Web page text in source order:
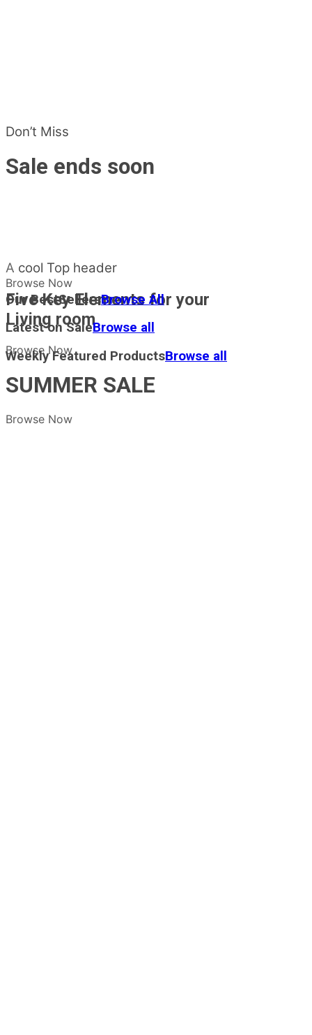
A cool Top header
Five Key Elements for your
Living room
Browse Now
Don’t Miss
Sale ends soon
Browse Now
SUMMER SALE
Browse Now
Our BestSellersBrowse All
Latest on SaleBrowse all
Weekly Featured ProductsBrowse all